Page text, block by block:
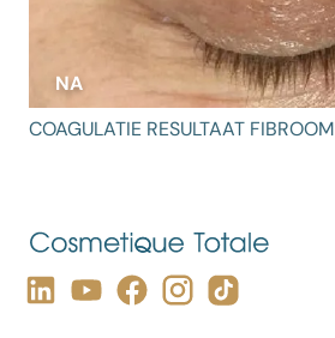
NA
COAGULATIE RESULTAAT FIBROOM